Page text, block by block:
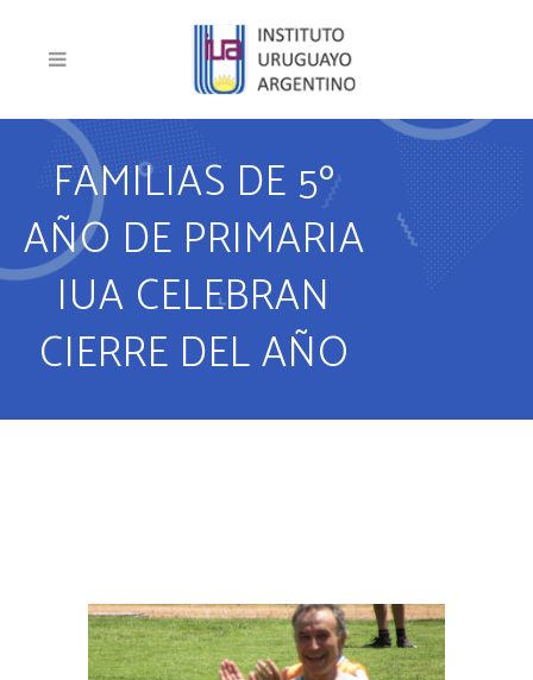
FAMILIAS DE 5º
AÑO DE PRIMARIA
IUA CELEBRAN
CIERRE DEL AÑO